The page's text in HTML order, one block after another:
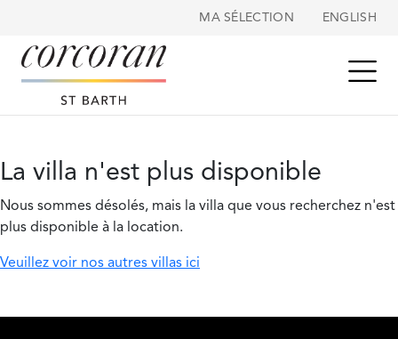
Panneau de gestion des cookiesMA SÉLECTION ENGLISH
La villa n'est plus disponible
Nous sommes désolés, mais la villa que vous recherchez n'est
plus disponible à la location.
Veuillez voir nos autres villas ici